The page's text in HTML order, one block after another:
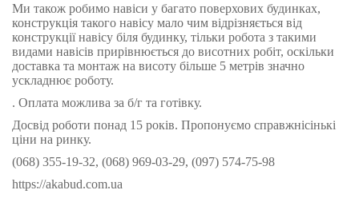
Ми також робимо навіси у багато поверхових будинках,
конструкція такого навісу мало чим відрізняється від
конструкції навісу біля будинку, тільки робота з такими
видами навісів прирівнюється до висотних робіт, оскільки
доставка та монтаж на висоту більше 5 метрів значно
ускладнює роботу.
. Оплата можлива за б/г та готівку.
Досвід роботи понад 15 років. Пропонуємо справжнісінькі
ціни на ринку.
(068) 355-19-32, (068) 969-03-29, (097) 574-75-98
https://akabud.com.ua